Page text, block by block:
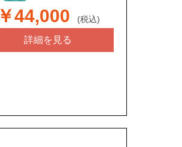
￥44,000 (税込)
詳細を見る